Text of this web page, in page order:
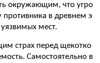
окружающим, что угро
противника в древнем э
мест.
страх перед щекотко
Самостоятельно в